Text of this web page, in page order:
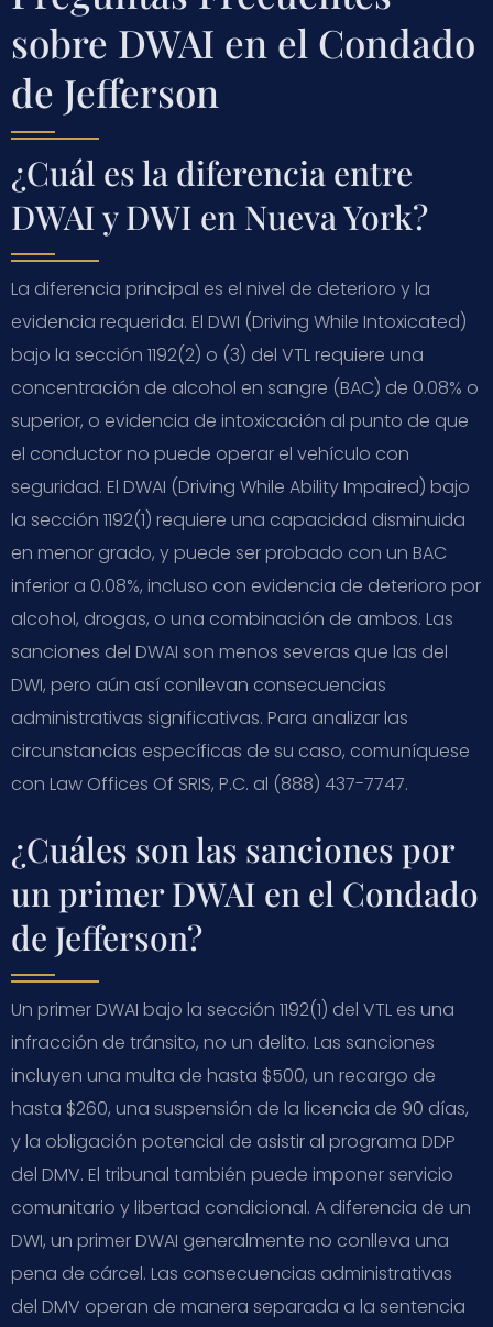
sobre DWAI en el Condado
de Jefferson
¿Cuál es la diferencia entre
DWAI y DWI en Nueva York?
La diferencia principal es el nivel de deterioro y la
evidencia requerida. El DWI (Driving While Intoxicated)
bajo la sección 1192(2) o (3) del VTL requiere una
concentración de alcohol en sangre (BAC) de 0.08% o
superior, o evidencia de intoxicación al punto de que
el conductor no puede operar el vehículo con
seguridad. El DWAI (Driving While Ability Impaired) bajo
la sección 1192(1) requiere una capacidad disminuida
en menor grado, y puede ser probado con un BAC
inferior a 0.08%, incluso con evidencia de deterioro por
alcohol, drogas, o una combinación de ambos. Las
sanciones del DWAI son menos severas que las del
DWI, pero aún así conllevan consecuencias
administrativas significativas. Para analizar las
circunstancias específicas de su caso, comuníquese
con Law Offices Of SRIS, P.C. al (888) 437-7747.
¿Cuáles son las sanciones por
un primer DWAI en el Condado
de Jefferson?
Un primer DWAI bajo la sección 1192(1) del VTL es una
infracción de tránsito, no un delito. Las sanciones
incluyen una multa de hasta $500, un recargo de
hasta $260, una suspensión de la licencia de 90 días,
y la obligación potencial de asistir al programa DDP
del DMV. El tribunal también puede imponer servicio
comunitario y libertad condicional. A diferencia de un
DWI, un primer DWAI generalmente no conlleva una
pena de cárcel. Las consecuencias administrativas
del DMV operan de manera separada a la sentencia